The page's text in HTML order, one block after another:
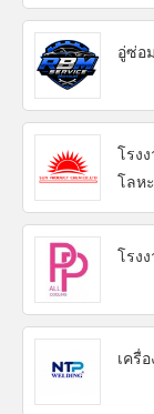
อู่ซ่อ
โรง
โลห
โรง
เครื่